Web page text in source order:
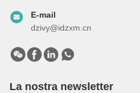
E-mail
dzivy@idzxm.cn
La nostra newsletter